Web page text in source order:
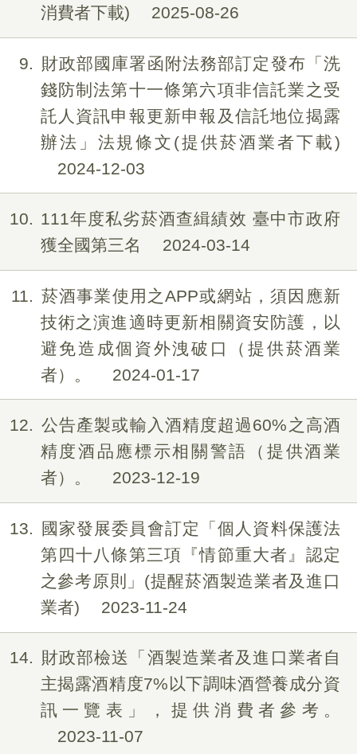
消費者下載)
2025-08-26
9
財政部國庫署函附法務部訂定發布「洗
錢防制法第十一條第六項非信託業之受
託人資訊申報更新申報及信託地位揭露
辦法」法規條文(提供菸酒業者下載)
2024-12-03
10
111年度私劣菸酒查緝績效 臺中市政府
獲全國第三名
2024-03-14
11
菸酒事業使用之APP或網站，須因應新
技術之演進適時更新相關資安防護，以
避免造成個資外洩破口（提供菸酒業
者）。
2024-01-17
12
公告產製或輸入酒精度超過60%之高酒
精度酒品應標示相關警語（提供酒業
者）。
2023-12-19
13
國家發展委員會訂定「個人資料保護法
第四十八條第三項『情節重大者』認定
之參考原則」(提醒菸酒製造業者及進口
業者)
2023-11-24
14
財政部檢送「酒製造業者及進口業者自
主揭露酒精度7%以下調味酒營養成分資
訊一覽表」，提供消費者參考。
2023-11-07